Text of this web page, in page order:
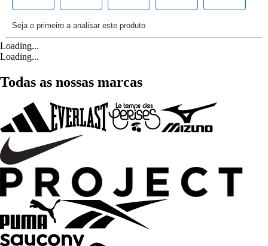
Loading...
Loading...
Todas as nossas marcas